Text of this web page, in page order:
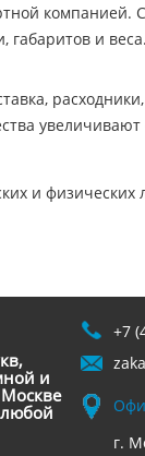
компанией.
габаритов и веса.
увеличивают
и физических
и
любой
+7
г.